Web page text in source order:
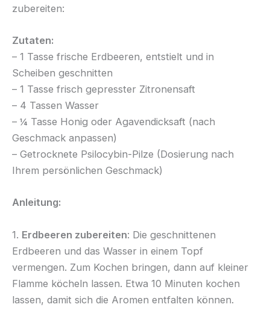
zubereiten:
Zutaten:
– 1 Tasse frische Erdbeeren, entstielt und in
Scheiben geschnitten
– 1 Tasse frisch gepresster Zitronensaft
– 4 Tassen Wasser
– ¼ Tasse Honig oder Agavendicksaft (nach
Geschmack anpassen)
– Getrocknete Psilocybin-Pilze (Dosierung nach
Ihrem persönlichen Geschmack)
Anleitung:
1. Erdbeeren zubereiten: Die geschnittenen
Erdbeeren und das Wasser in einem Topf
vermengen. Zum Kochen bringen, dann auf kleiner
Flamme köcheln lassen. Etwa 10 Minuten kochen
lassen, damit sich die Aromen entfalten können.